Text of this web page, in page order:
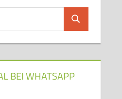
Suchen
BEI WHATSAPP